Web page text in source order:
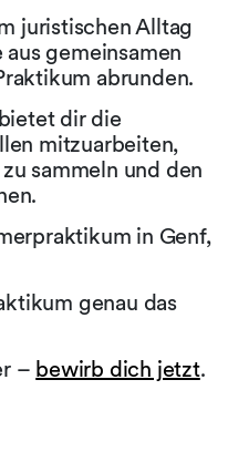
juristischen Alltag
gemeinsamen
abrunden.
dir die
mitzuarbeiten,
sammeln und den
in Genf,
genau das
– bewirb dich jetzt.